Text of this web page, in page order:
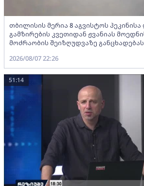
თბილისის მერია 8 აგვისტოს
გამზირების კვეთიდან ჟვანიას
მოძრაობის შეიზღუდვაზე
2026/08/07 22:26
51:14